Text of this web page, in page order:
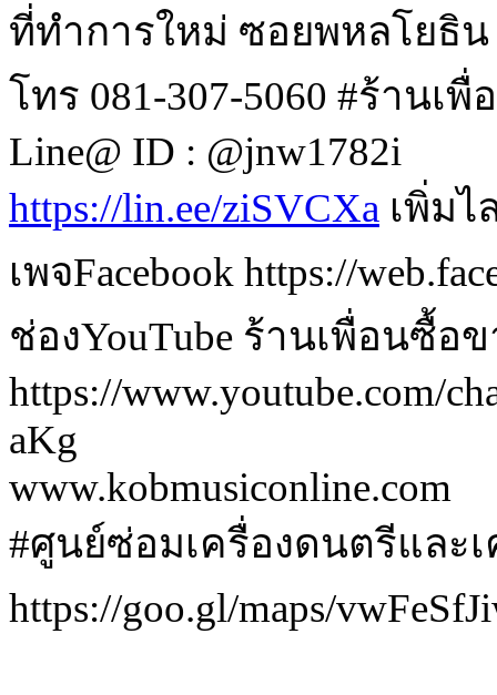
ที่ทำการใหม่ ซอยพหลโยธิน
โทร 081-307-5060 #ร้านเ
Line@ ID : @jnw1782i
https://lin.ee/ziSVCXa เพิ่ม
เพจFacebook https://
ช่องYouTube ร้านเพื่อนซื้อ
https://www.youtube.com/
aKg
www.kobmusiconline.com
#ศูนย์ซ่อมเครื่องดนตรีและ
https://goo.gl/maps/